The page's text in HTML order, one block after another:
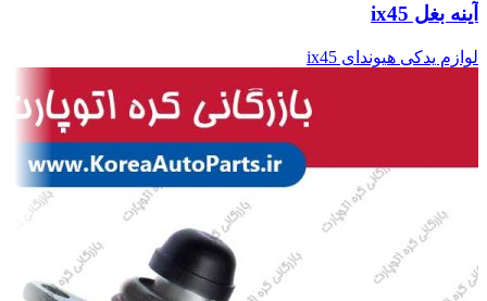
آینه بغل ix45
لوازم یدکی هیوندای ix45